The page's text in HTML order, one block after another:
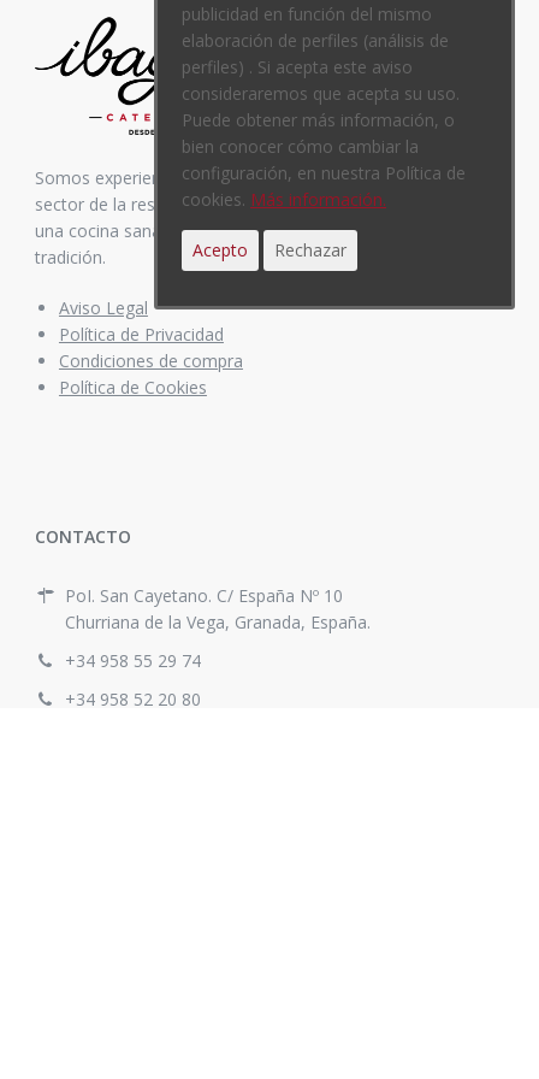
Somos experiencia. Nos avalan más de 35 años en el
sector de la restauración. Inspirados siempre en elaborar
una cocina sana y equilibrada, mezcla de vanguardia y
tradición.
Aviso Legal
Política de Privacidad
Condiciones de compra
Política de Cookies
CONTACTO
PoI. San Cayetano. C/ España Nº 10
Churriana de la Vega, Granada, España.
+34 958 55 29 74
+34 958 52 20 80
publicidad en función del mismo
elaboración de perfiles (análisis de
perfiles) . Si acepta este aviso
consideraremos que acepta su uso.
Puede obtener más información, o
bien conocer cómo cambiar la
configuración, en nuestra Política de
cookies. Más información.
Acepto Rechazar